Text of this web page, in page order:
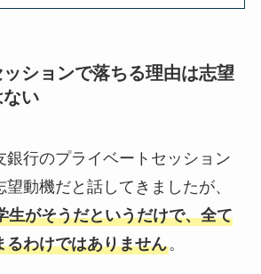
ションで落ちる理由は志望
い
銀行のプライベートセッション
動機だと話してきましたが、
生がそうだというだけで、全て
るわけではありません。